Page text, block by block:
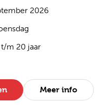
2026
t/m 20 jaar
Meer info